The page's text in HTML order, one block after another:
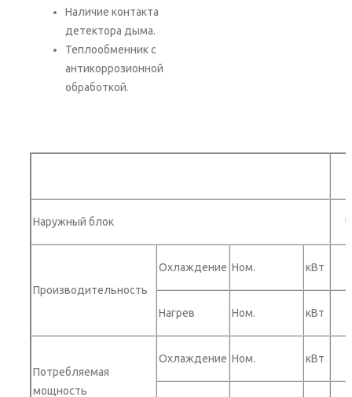
Наличие контакта
детектора дыма.
Теплообменник с
антикоррозионной
обработкой.
Наружный блок
Производительность
Охлаждение Ном. кВт
Нагрев Ном. кВт
Потребляемая
мощность
Охлаждение Ном. кВт